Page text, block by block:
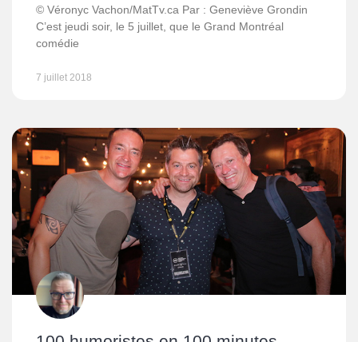
© Véronyc Vachon/MatTv.ca Par : Geneviève Grondin
C’est jeudi soir, le 5 juillet, que le Grand Montréal
comédie
7 juillet 2018